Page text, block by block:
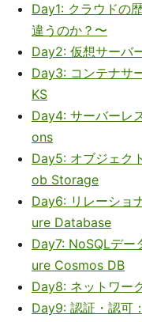
Day1: クラウドの
違うのか？〜
Day2: 仮想サーバ
Day3: コンテナサ
KS
Day4: サーバーレ
ons
Day5: オブジェク
ob Storage
Day6: リレーショ
ure Database
Day7: NoSQLデー
ure Cosmos DB
Day8: ネットワー
Day9: 認証・認可